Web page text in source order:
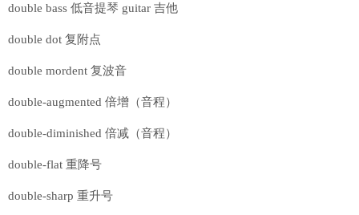
double bass 低音提琴 guitar 吉他
double dot 复附点
double mordent 复波音
double-augmented 倍增（音程）
double-diminished 倍减（音程）
double-flat 重降号
double-sharp 重升号